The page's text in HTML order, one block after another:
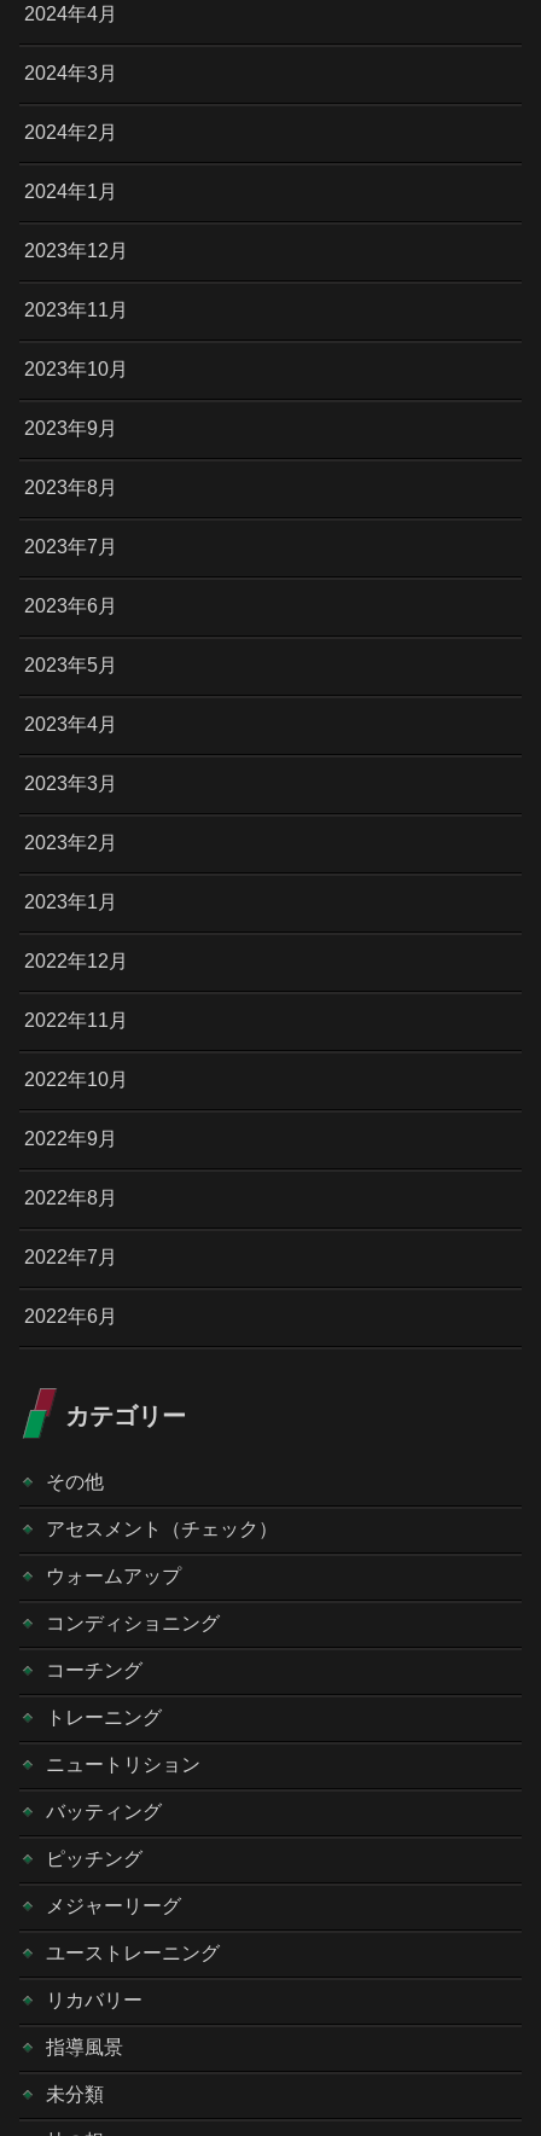
2024年4月
2024年3月
2024年2月
2024年1月
2023年12月
2023年11月
2023年10月
2023年9月
2023年8月
2023年7月
2023年6月
2023年5月
2023年4月
2023年3月
2023年2月
2023年1月
2022年12月
2022年11月
2022年10月
2022年9月
2022年8月
2022年7月
2022年6月
カテゴリー
その他
アセスメント（チェック）
ウォームアップ
コンディショニング
コーチング
トレーニング
ニュートリション
バッティング
ピッチング
メジャーリーグ
ユーストレーニング
リカバリー
指導風景
未分類